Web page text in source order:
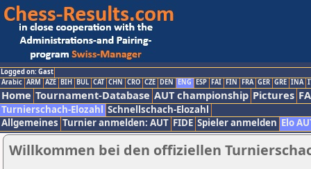
Logged on: Gast
Arabic ARM AZE BIH BUL CAT CHN CRO CZE DEN ENG ESP FAI FIN FRA GER GRE INA
Home Tournament-Database AUT championship Pictures
Turnierschach-Elozahl Schnellschach-Elozahl
Allgemeines Turnier anmelden: AUT FIDE Spieler anmelden Elo
Willkommen bei den offiziellen